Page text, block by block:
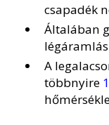
csapadék
Általában
A
többnyire